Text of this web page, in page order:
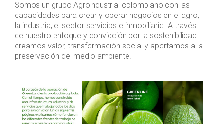
Somos un grupo Agroindustrial colombiano con las
capacidades para crear y operar negocios en el agro,
la industria, el sector servicios e inmobiliario. A través
de nuestro enfoque y convicción por la sostenibilidad
creamos valor, transformación social y aportamos a la
preservación del medio ambiente.